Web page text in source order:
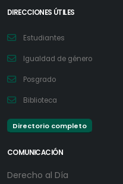
DIRECCIONES ÚTILES
Estudiantes
Igualdad de género
Posgrado
Biblioteca
Directorio completo
COMUNICACIÓN
Derecho al Día